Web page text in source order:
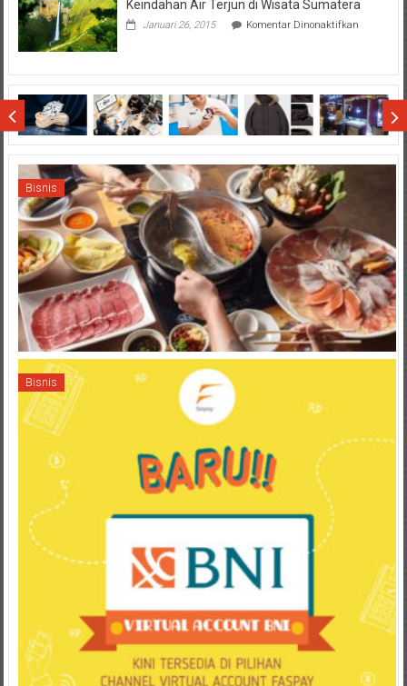
Keindahan Air Terjun di Wisata Sumatera
Januari 26, 2015 Komentar Dinonaktifkanpada
di
Wisata
Sumatera
Bisnis
Bisnis